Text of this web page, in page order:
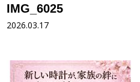
IMG_6025
2026.03.17